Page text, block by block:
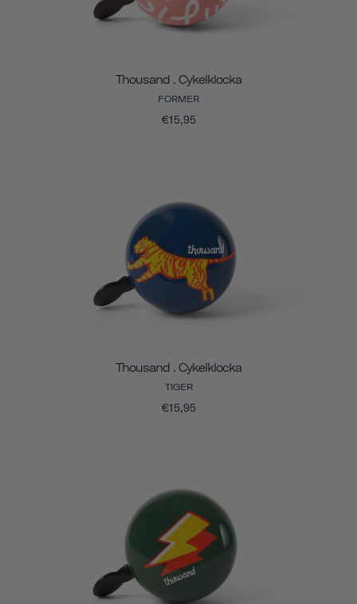
Thousand . Cykelklocka
FORMER
€15,95
Thousand . Cykelklocka
TIGER
€15,95